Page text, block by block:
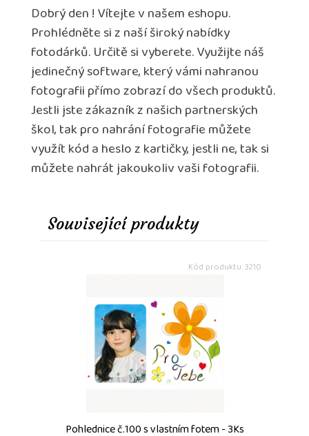
Dobrý den ! Vítejte v našem eshopu.
Prohlédněte si z naší široký nabídky
fotodárků. Určitě si vyberete. Využijte náš
jedinečný software, který vámi nahranou
fotografii přímo zobrazí do všech produktů.
Jestli jste zákazník z našich partnerských
škol, tak pro nahrání fotografie můžete
využít kód a heslo z kartičky, jestli ne, tak si
můžete nahrát jakoukoliv vaši fotografii.
Související produkty
Kód produktu: 3210
Pohlednice č.100 s vlastním fotem - 3Ks